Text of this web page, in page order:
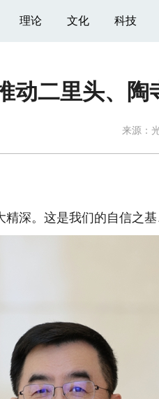
理论 文化 科技
动二里头、
来源：
。这是我们的自信之基